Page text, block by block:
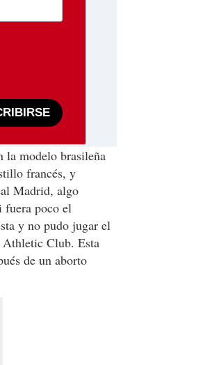
la modelo brasileña
francés, y
Madrid, algo
fuera poco el
y no pudo jugar el
Athletic Club. Esta
de un aborto